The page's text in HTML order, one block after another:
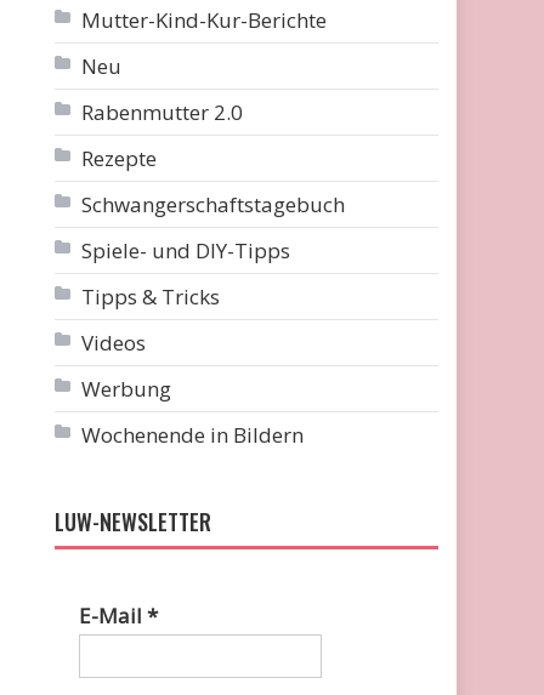
Mutter-Kind-Kur-Berichte
Neu
Rabenmutter 2.0
Rezepte
Schwangerschaftstagebuch
Spiele- und DIY-Tipps
Tipps & Tricks
Videos
Werbung
Wochenende in Bildern
LUW-NEWSLETTER
E-Mail*